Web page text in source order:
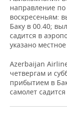
КИБЕРСПОРТ
ФИГУРНОЕ
ВОДНЫЕ
ХОККЕЙ С
КУЛЬТУРА
МЕДИЦИНА
СПИСОК
направление
воскресеньям:
Баку в 00.40;
садится в
указано
Azerbaijan
четвергам и
прибытием в
самолет